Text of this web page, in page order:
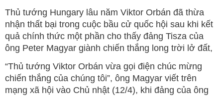
Thủ tướng Hungary lâu năm Viktor Orbán đã thừa
nhận thất bại trong cuộc bầu cử quốc hội sau khi kết
quả chính thức một phần cho thấy đảng Tisza của
ông Peter Magyar giành chiến thắng long trời lở đất,
“Thủ tướng Viktor Orbán vừa gọi điện chúc mừng
chiến thắng của chúng tôi”, ông Magyar viết trên
mạng xã hội vào Chủ nhật (12/4), khi đảng của ông